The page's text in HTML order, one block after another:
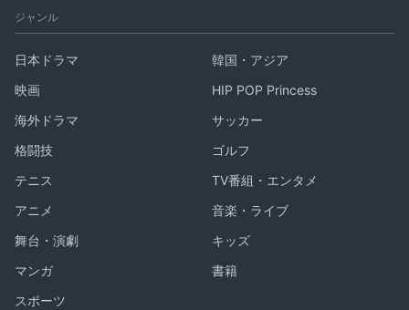
ジャンル
日本ドラマ
韓国・アジア
映画
HIP POP Princess
海外ドラマ
サッカー
格闘技
ゴルフ
テニス
TV番組・エンタメ
アニメ
音楽・ライブ
舞台・演劇
キッズ
マンガ
書籍
スポーツ